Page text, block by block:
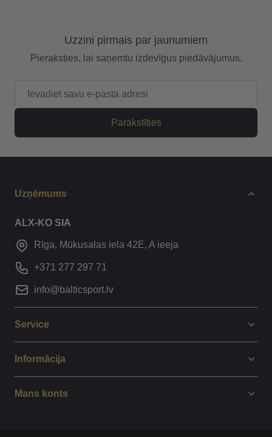
Uzzini pirmais par jaunumiem
Pieraksties, lai saņemtu izdevīgus piedāvājumus.
Parakstīties
Uzņēmums
ALX-KO SIA
Rīga, Mūkusalas iela 42E, A ieeja
+371 277 297 71
info@balticsport.lv
Service
Informācija
Mans konts